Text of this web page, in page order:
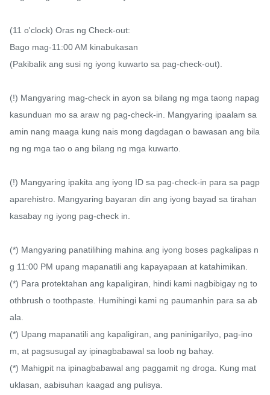
(11 o'clock) Oras ng Check-out:
Bago mag-11:00 AM kinabukasan
(Pakibalik ang susi ng iyong kuwarto sa pag-check-out).
(!) Mangyaring mag-check in ayon sa bilang ng mga taong napag
kasunduan mo sa araw ng pag-check-in. Mangyaring ipaalam sa
amin nang maaga kung nais mong dagdagan o bawasan ang bila
ng ng mga tao o ang bilang ng mga kuwarto.
(!) Mangyaring ipakita ang iyong ID sa pag-check-in para sa pagp
aparehistro. Mangyaring bayaran din ang iyong bayad sa tirahan
kasabay ng iyong pag-check in.
(*) Mangyaring panatilihing mahina ang iyong boses pagkalipas n
g 11:00 PM upang mapanatili ang kapayapaan at katahimikan.
(*) Para protektahan ang kapaligiran, hindi kami nagbibigay ng to
othbrush o toothpaste. Humihingi kami ng paumanhin para sa ab
ala.
(*) Upang mapanatili ang kapaligiran, ang paninigarilyo, pag-ino
m, at pagsusugal ay ipinagbabawal sa loob ng bahay.
(*) Mahigpit na ipinagbabawal ang paggamit ng droga. Kung mat
uklasan, aabisuhan kaagad ang pulisya.